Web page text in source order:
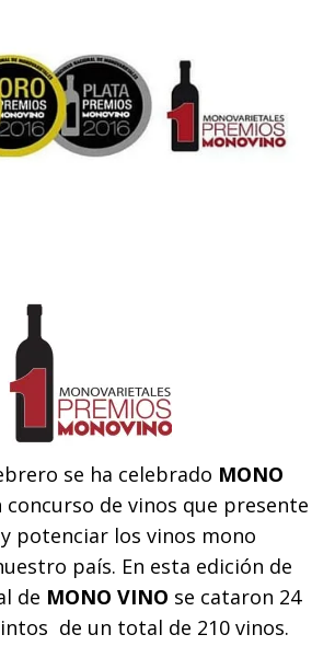
se ha celebrado MONO
concurso de vinos que presente
potenciar los vinos mono
país. En esta edición de
de MONO VINO se cataron 24
de un total de 210 vinos.